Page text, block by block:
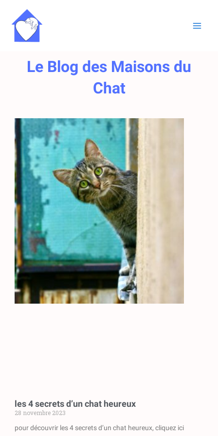
contenu
Le Blog des Maisons du
Chat
les 4 secrets d’un chat heureux
28 novembre 2023
pour découvrir les 4 secrets d’un chat heureux, cliquez ici